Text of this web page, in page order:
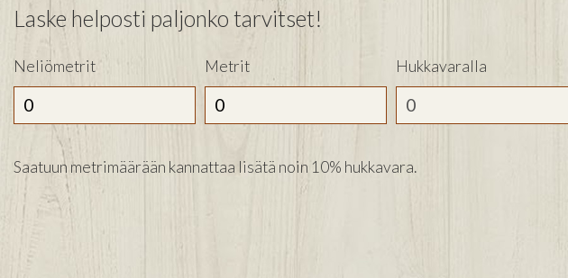
Laske helposti paljonko tarvitset!
Neliömetrit Metrit Hukkavaralla
Saatuun metrimäärään kannattaa lisätä noin 10% hukkavara.